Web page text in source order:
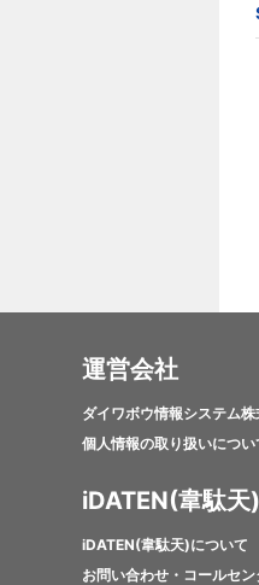
運営会社
ダイワボウ情報システム
個人情報の取り扱いについ
iDATEN(韋駄天
iDATEN(韋駄天)について
お問い合わせ・コールセ